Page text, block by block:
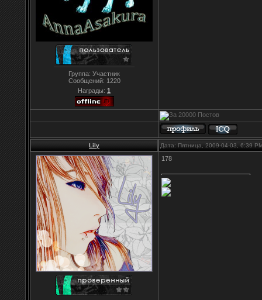
Группа: Участник
Сообщений: 1220
Награды: 1
Lily Дата: Пятница, 2009-04-03, 6:39
178